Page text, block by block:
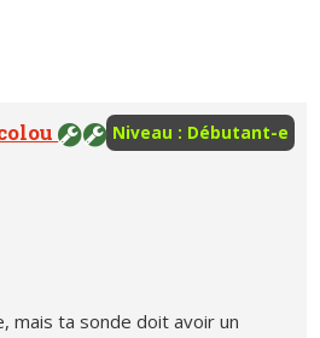
Niveau : Débutant-e
mais ta sonde doit avoir un